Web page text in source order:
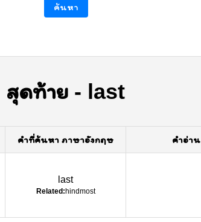
ค้นหา
สุดท้าย - last
คำที่ค้นหา ภาษาอังกฤษ คำอ่าน
last
Related:hindmost